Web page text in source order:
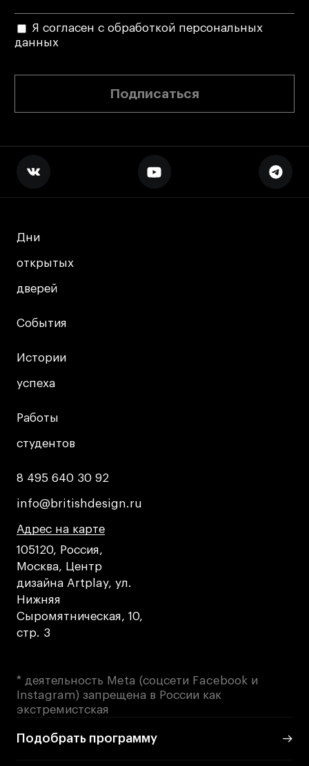
Я согласен с обработкой персональных
данных
Подписаться
Дни
открытых
дверей
Дни
открытых
дверей
События
События
Истории
успеха
Истории
успеха
Работы
студентов
Работы
студентов
8 495 640 30 92
8 495 640 30 92
info@britishdesign.ru
info@britishdesign.ru
Адрес на карте
Адрес на карте
Адрес на карте
105120, Россия,
Москва, Центр
дизайна Artplay, ул.
Нижняя
Сыромятническая, 10,
стр. 3
* деятельность Meta (соцсети Facebook и
Instagram) запрещена в России как
экстремистская
Подобрать программу